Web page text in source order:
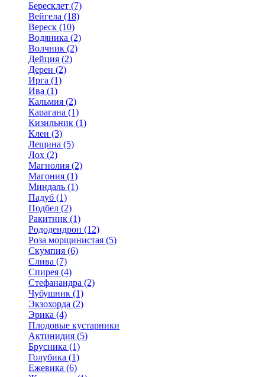
Бересклет (7)
Вейгела (18)
Вереск (10)
Водяника (2)
Волчник (2)
Дейция (2)
Дерен (2)
Ирга (1)
Ива (1)
Кальмия (2)
Карагана (1)
Кизильник (1)
Клен (3)
Лещина (5)
Лох (2)
Магнолия (2)
Магония (1)
Миндаль (1)
Падуб (1)
Подбел (2)
Ракитник (1)
Рододендрон (12)
Роза морщинистая (5)
Скумпия (6)
Слива (7)
Спирея (4)
Стефанандра (2)
Чубушник (1)
Экзохорда (2)
Эрика (4)
Плодовые кустарники
Актинидия (5)
Брусника (1)
Голубика (1)
Ежевика (6)